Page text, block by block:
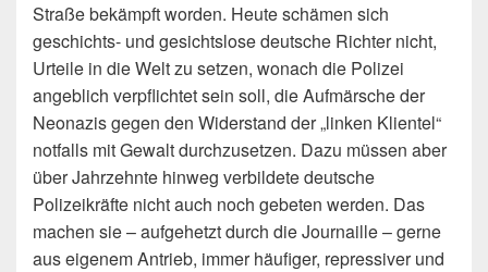
Straße bekämpft worden. Heute schämen sich
geschichts- und gesichtslose deutsche Richter nicht,
Urteile in die Welt zu setzen, wonach die Polizei
angeblich verpflichtet sein soll, die Aufmärsche der
Neonazis gegen den Widerstand der „linken Klientel“
notfalls mit Gewalt durchzusetzen. Dazu müssen aber
über Jahrzehnte hinweg verbilde­te deutsche
Polizeikräfte nicht auch noch gebeten werden. Das
machen sie – aufgehetzt durch die Journaille – gerne
aus eigenem Antrieb, immer häufiger, repressiver und